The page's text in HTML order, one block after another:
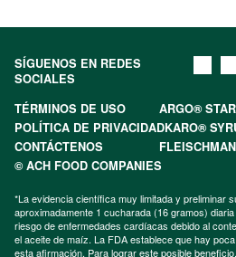
SÍGUENOS EN REDES
SOCIALES
TÉRMINOS DE USO
ARGO®
POLÍTICA DE PRIVACIDADKARO®
CONTÁCTENOS
© ACH FOOD COMPANIES
*La evidencia científica muy limitada y preliminar
aproximadamente 1 cucharada (16 gramos)
riesgo de enfermedades cardíacas debido al
el aceite de maíz. La FDA establece que hay
esta afirmación. Para lograr este posible